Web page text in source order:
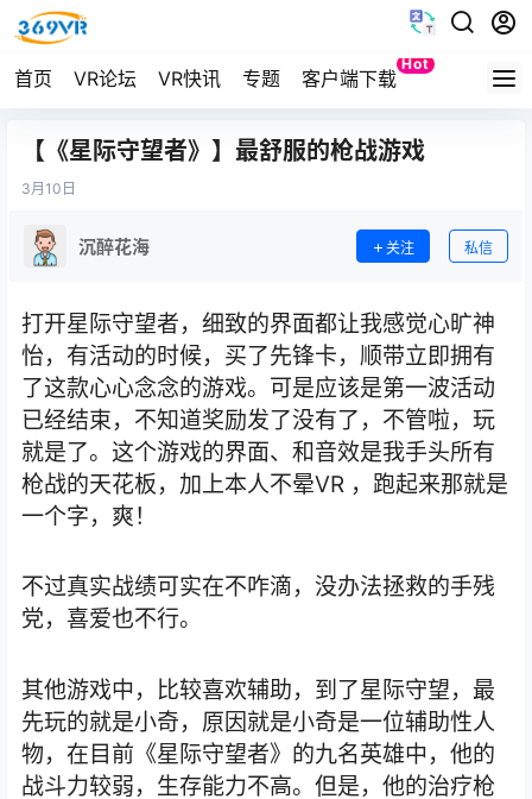
首页 VR论坛 VR快讯 专题 客户端下载
Hot
Quest
【《星际守望者》】最舒服的枪战游戏
3月 10日
沉醉花海 关注 私信
打开星际守望者，细致的界面都让我感觉心旷神
怡，有活动的时候，买了先锋卡，顺带立即拥有
了这款心心念念的游戏。可是应该是第一波活动
已经结束，不知道奖励发了没有了，不管啦，玩
就是了。这个游戏的界面、和音效是我手头所有
枪战的天花板，加上本人不晕VR ，跑起来那就是
一个字，爽！
不过真实战绩可实在不咋滴，没办法拯救的手残
党，喜爱也不行。
其他游戏中，比较喜欢辅助，到了星际守望，最
先玩的就是小奇，原因就是小奇是一位辅助性人
物，在目前《星际守望者》的九名英雄中，他的
战斗力较弱，生存能力不高。但是，他的治疗枪